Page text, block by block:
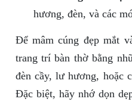
hương, đèn, và các
Để mâm cúng đẹp mắt
trang trí bàn thờ bằng
đèn cầy, lư hương, hoặc
Đặc biệt, hãy nhớ dọn